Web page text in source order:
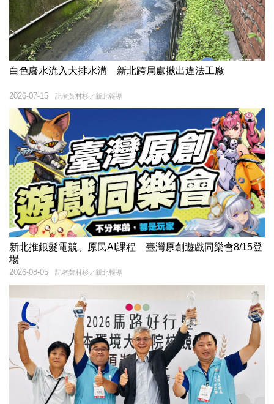
白色廢水流入大排水溝 新北跨局處揪出違法工廠
記者黃村杉／新北報導
2026-07-15
新北推銀髮電競、原民AI課程 臺灣原創遊戲同樂會8/15登
場
記者黃村杉／新北報導
2026-08-05